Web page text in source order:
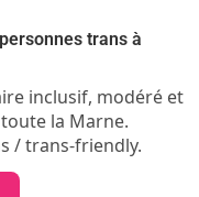
trans à
inclusif, modéré et
la Marne.
/ trans-friendly.